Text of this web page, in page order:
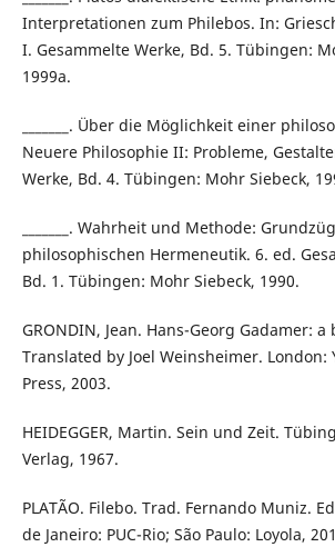
Interpretationen zum Philebos. In:
I. Gesammelte Werke, Bd. 5. Tübingen:
1999a.
_______. Über die Möglichkeit einer
Neuere Philosophie II: Probleme,
Werke, Bd. 4. Tübingen: Mohr Siebeck,
_______. Wahrheit und Methode:
philosophischen Hermeneutik. 6. ed.
Bd. 1. Tübingen: Mohr Siebeck, 1990.
GRONDIN, Jean. Hans-Georg Gadamer:
Translated by Joel Weinsheimer. London:
Press, 2003.
HEIDEGGER, Martin. Sein und Zeit.
Verlag, 1967.
PLATÃO. Filebo. Trad. Fernando Muniz.
de Janeiro: PUC-Rio; São Paulo: Loyola,